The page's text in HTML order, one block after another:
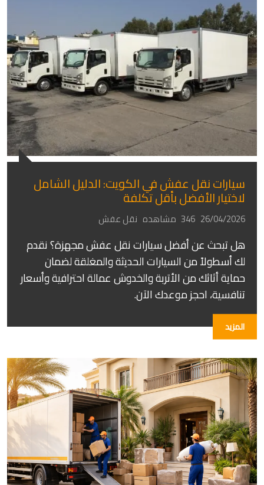
سيارات نقل عفش في الكويت: الدليل الشامل
لاختيار الأفضل بأقل تكلفة
26/04/2026 346 مشاهده نقل عفش
هل تبحث عن أفضل سيارات نقل عفش مجهزة؟ نقدم
لك أسطولاً من السيارات الحديثة والمغلقة لضمان
حماية أثاثك من الأتربة والخدوش عمالة احترافية وأسعار
تنافسية، احجز موعدك الآن.
المزيد